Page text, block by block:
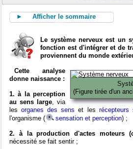
► Afficher le sommaire
Le système nerveux est un
fonction est d'intégrer et de
proviennent du monde
(Figure tirée d'un
Cette analyse
donne naissance :
1. à la perception
au sens large, via
lesorganes des sens et les récepteurs
l'organisme (
sensation et perception) ;
2. à la production d'actes moteurs
nécessité se fait sentir ;